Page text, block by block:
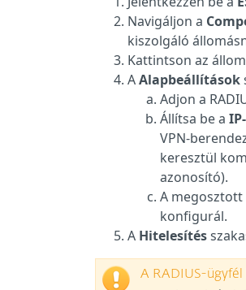
Navigáljon a
kiszolgáló
Kattintson az
AAlapbeállítások
Adjon a
Állítsa be a
VPN-
keresztül
azonosító).
A megosztott
konfigurál.
A Hitelesítés
A RADIUS-ügyfél